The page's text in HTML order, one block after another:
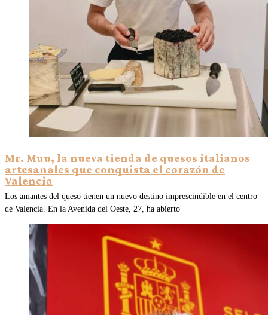
Mr. Muu, la nueva tienda de quesos italianos
artesanales que conquista el corazón de
Valencia
Los amantes del queso tienen un nuevo destino imprescindible en el centro
de Valencia. En la Avenida del Oeste, 27, ha abierto